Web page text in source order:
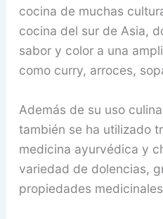
cocina de muchas
cocina del sur de Asia,
sabor y color a una
como curry, arroces,
Además de su uso
también se ha utilizado
medicina ayurvédica y
variedad de dolencias,
propiedades